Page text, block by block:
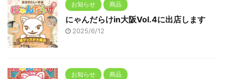
お知らせ 商品
にゃんだらけin大阪Vol.4に出店します
2025/6/12
お知らせ 商品